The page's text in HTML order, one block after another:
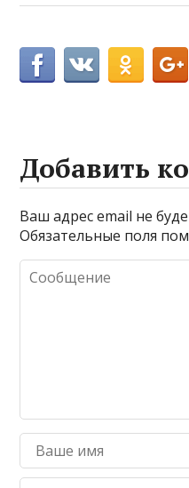
Добавить
Ваш адрес email не
Обязательные поля